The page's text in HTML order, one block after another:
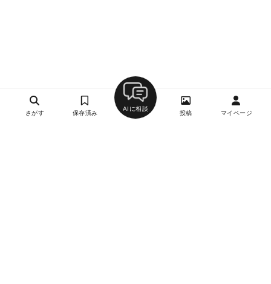
さがす 保存済み
AIに相談
投稿 マイページ